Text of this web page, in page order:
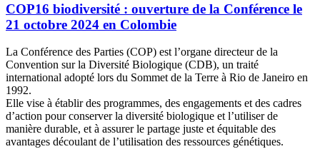
COP16 biodiversité : ouverture de la Conférence le
21 octobre 2024 en Colombie
La Conférence des Parties (COP) est l’organe directeur de la
Convention sur la Diversité Biologique (CDB), un traité
international adopté lors du Sommet de la Terre à Rio de Janeiro en
1992.
Elle vise à établir des programmes, des engagements et des cadres
d’action pour conserver la diversité biologique et l’utiliser de
manière durable, et à assurer le partage juste et équitable des
avantages découlant de l’utilisation des ressources génétiques.